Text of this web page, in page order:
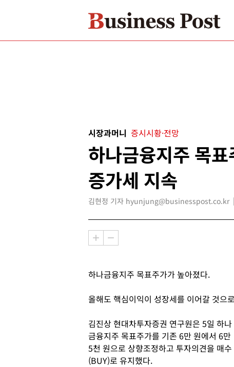
시장과머니 증시시황·전망
하나금융지주 목
증가세 지속
김현정 기자 hyunjung@businesspost.co.kr
하나금융지주 목표주가가 높아졌다.
올해도 핵심이익이 성장세를 이어갈 것으
김진상 현대차투자증권 연구원은 5일 하나
금융지주 목표주가를 기존 6만 원에서 6만
5천 원으로 상향조정하고 투자의견을 매수
(BUY)로 유지했다.